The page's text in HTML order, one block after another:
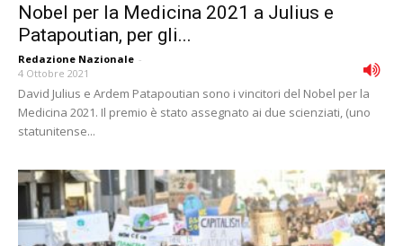
Nobel per la Medicina 2021 a Julius e
Patapoutian, per gli...
Redazione Nazionale -
4 Ottobre 2021
David Julius e Ardem Patapoutian sono i vincitori del Nobel per la
Medicina 2021. Il premio è stato assegnato ai due scienziati, (uno
statunitense...